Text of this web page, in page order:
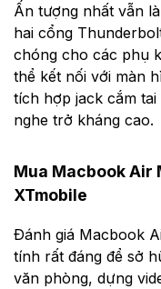
Ấn tượng nhất vẫn
hai cổng
chóng cho các phụ
thể kết nối với màn
tích hợp jack cắm
nghe trở kháng cao.
Mua Macbook Air
XTmobile
Đánh giá Macbook
tính rất đáng để sở
văn phòng, dựng